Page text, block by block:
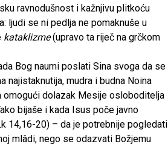
ravnodušnost i kažnjivu plitkoću
ljudi se ni pedlja ne pomaknuše u
kataklizme(upravo ta riječ na grčkom
Bog naumi poslati Sina svoga da se
najistaknutija, mudra i budna Noina
omogući dolazak Mesije osloboditelja
bijaše i kada Isus poče javno
14,16-20) – da je potrebnije pogledati
mlâdi, nego se odazvati Božjemu